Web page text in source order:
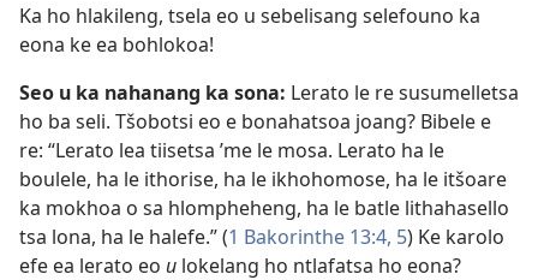
Ka ho hlakileng, tsela eo u sebelisang selefouno ka
eona ke ea bohlokoa!
Seo u ka nahanang ka sona: Lerato le re susumelletsa
ho ba seli. Tšobotsi eo e bonahatsoa joang? Bibele e
re: “Lerato lea tiisetsa ’me le mosa. Lerato ha le
boulele, ha le ithorise, ha le ikhohomose, ha le itšoare
ka mokhoa o sa hlompheheng, ha le batle lithahasello
tsa lona, ha le halefe.” (1 Bakorinthe 13:4, 5) Ke karolo
efe ea lerato eo u lokelang ho ntlafatsa ho eona?